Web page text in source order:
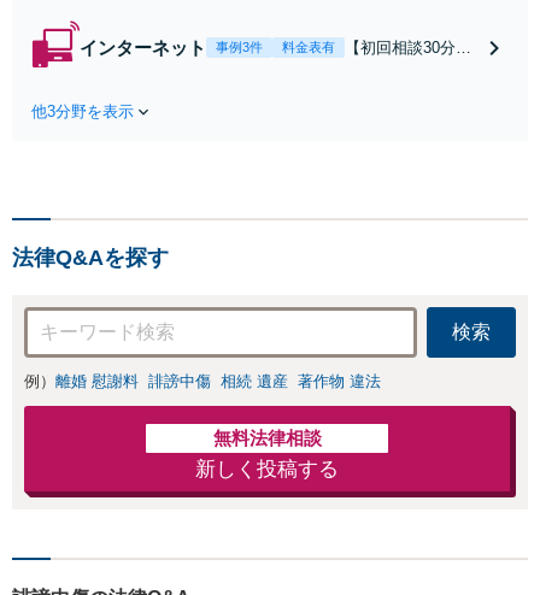
れたら、サインす
インターネット 事例3件 料金表有
【初回相談30分無
お店の風評被害対
応可：開示請求の
意見照会が来たと
きの対処法、被害
者との示談交渉
他3分野を表示
法律Q&Aを探す
検索
例） 離婚 慰謝料 誹謗中傷 相続 遺産 著作物 違法
無料法律相談
新しく投稿する